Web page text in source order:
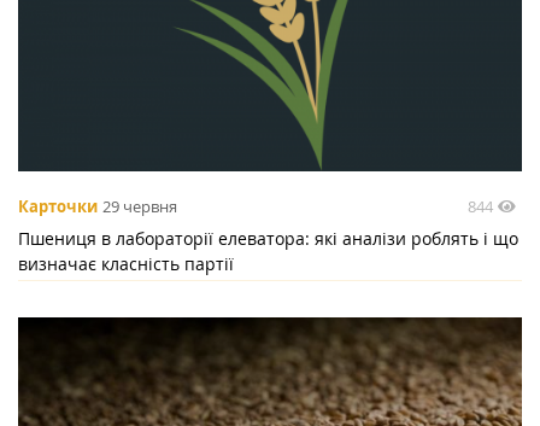
Карточки 29 червня 844
Пшениця в лабораторії елеватора: які аналізи роблять і що
визначає класність партії